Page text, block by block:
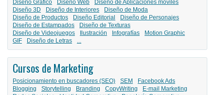
Diseño Gráfico Diseño Web
Diseño de Aplicaciones móviles
Diseño 3D
Diseño de Interiores
Diseño de Moda
Diseño de Productos
Diseño Editorial
Diseño de Personajes
Diseño de Estampados
Diseño de Texturas
Diseño de Videojuegos
Ilustración Infografías
Motion Graphic
GIF
Diseño de Letras ...
Cursos de Marketing
Posicionamiento en buscadores (SEO) SEM
Facebook Ads
Blogging
Storytelling Branding CopyWriting
E-mail Marketing